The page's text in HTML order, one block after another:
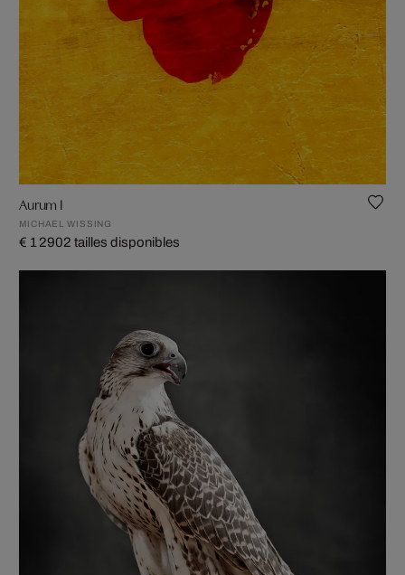
Aurum I
MICHAEL WISSING
€ 1 2902 tailles disponibles